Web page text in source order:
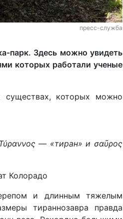
пресс-служба
парк. Здесь можно увидеть
которых работали ученые
существах, которых можно
— «тиран» и σαῦρος
Колорадо
и длинным тяжелым
тираннозавра правда